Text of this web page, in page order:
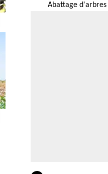
Abattage